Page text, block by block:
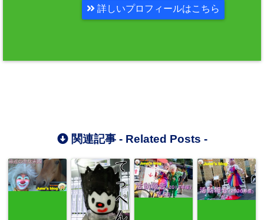
詳しいプロフィールはこちら
関連記事 - Related Posts -